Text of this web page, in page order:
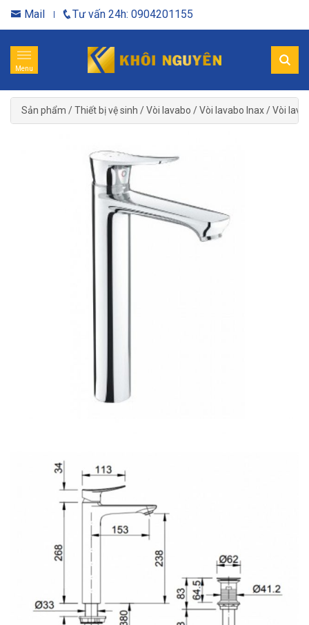
Mail Tư vấn 24h: 0904201155
Menu
Sản phẩm /Thiết bị vệ sinh /Vòi lavabo /Vòi lavabo Inax/Vòi